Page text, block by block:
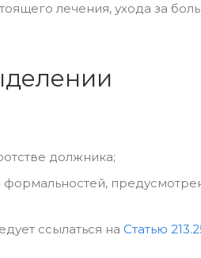
лечения, ухода за
должника;
ссылаться на Статью